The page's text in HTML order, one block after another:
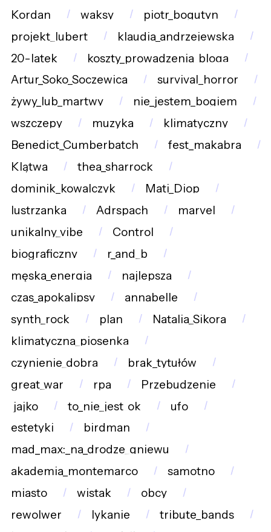
Kordan waksy
piotr_bogutyn
projekt_lubert
klaudia_andrzejewska
20-latek
koszty_prowadzenia_bloga
Artur_Soko_Soczewica
survival_horror
żywy_lub_martwy
nie_jestem_bogiem
wszczepy
muzyka
klimatyczny
Benedict_Cumberbatch
fest_makabra
Klątwa
thea_sharrock
dominik_kowalczyk
Mati_Diop
lustrzanka
Adrspach
marvel
unikalny_vibe
Control
biograficzny
r_and_b
męska_energia
najlepsza
czas_apokalipsy
annabelle
synth_rock
plan
Natalia_Sikora
klimatyczna_piosenka
czynienie_dobra
brak_tytułów
great_war
rpa
Przebudzenie
jajko
to_nie_jest_ok
ufo
estetyki
birdman
mad_max:_na_drodze_gniewu
akademia_montemarco
samotno
miasto
wistak
obcy
rewolwer
lykanie
tribute_bands